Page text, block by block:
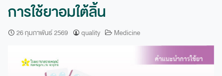
0836667788
การใช้ยาอมใต้ลิ้น
26 กุมภาพันธ์ 2569 quality Medicine